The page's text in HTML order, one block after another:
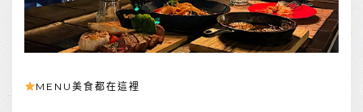
MENU美食都在這裡